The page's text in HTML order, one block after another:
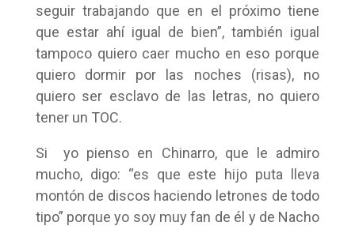
seguir trabajando que en el próximo tiene
que estar ahí igual de bien”, también igual
tampoco quiero caer mucho en eso porque
quiero dormir por las noches (risas), no
quiero ser esclavo de las letras, no quiero
tener un TOC.
Si yo pienso en Chinarro, que le admiro
mucho, digo: “es que este hijo puta lleva
montón de discos haciendo letrones de todo
tipo” porque yo soy muy fan de él y de Nacho